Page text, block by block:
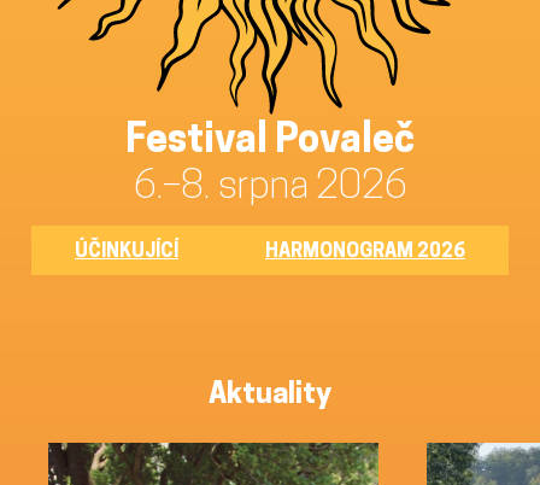
Festival Povaleč
6.–8. srpna 2026
ÚČINKUJÍCÍ HARMONOGRAM 2026
Aktuality